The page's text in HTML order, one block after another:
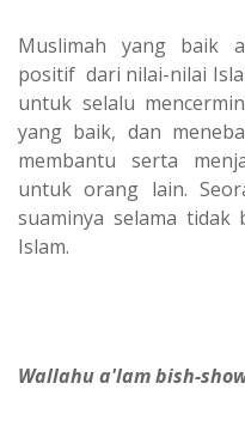
Muslimah yang baik
positif dari nilai-nilai
untuk selalu
yang baik, dan
membantu serta
untuk orang lain.
suaminya selama tidak
Islam.
Wallahu a'lam bish-